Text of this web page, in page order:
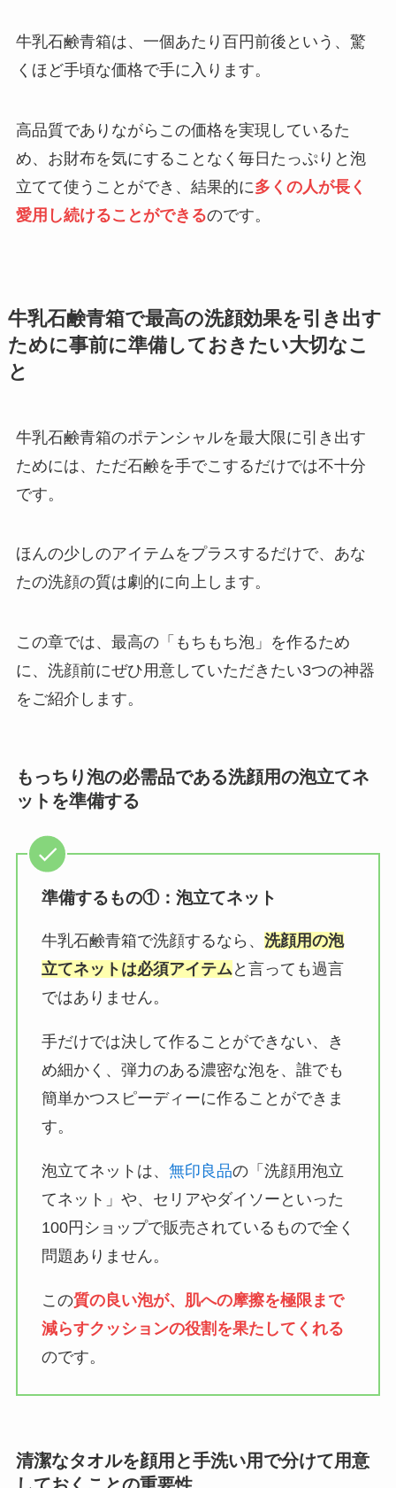
牛乳石鹸青箱は、一個あたり百円前後という、驚
くほど手頃な価格で手に入ります。
高品質でありながらこの価格を実現しているた
め、お財布を気にすることなく毎日たっぷりと泡
立てて使うことができ、結果的に多くの人が長く
愛用し続けることができるのです。
牛乳石鹸青箱で最高の洗顔効果を引き出す
ために事前に準備しておきたい大切なこ
と
牛乳石鹸青箱のポテンシャルを最大限に引き出す
ためには、ただ石鹸を手でこするだけでは不十分
です。
ほんの少しのアイテムをプラスするだけで、あな
たの洗顔の質は劇的に向上します。
この章では、最高の「もちもち泡」を作るため
に、洗顔前にぜひ用意していただきたい3つの神器
をご紹介します。
もっちり泡の必需品である洗顔用の泡立てネ
ットを準備する
準備するもの①：泡立てネット
牛乳石鹸青箱で洗顔するなら、 洗顔用の泡
立てネットは必須アイテム と言っても過言
ではありません。
手だけでは決して作ることができない、き
め細かく、弾力のある濃密な泡を、誰でも
簡単かつスピーディーに作ることができま
す。
泡立てネットは、 無印良品の「洗顔用泡立
てネット」や、セリアやダイソーといった
100円ショップで販売されているもので全く
問題ありません。
この質の良い泡が、肌への摩擦を極限まで
減らすクッションの役割を果たしてくれる
のです。
清潔なタオルを顔用と手洗い用で分けて用意
しておくことの重要性